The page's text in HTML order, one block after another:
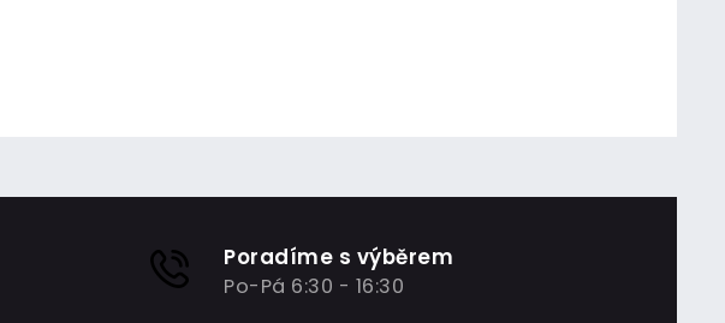
Poradíme s výběrem
Po-Pá 6:30 - 16:30